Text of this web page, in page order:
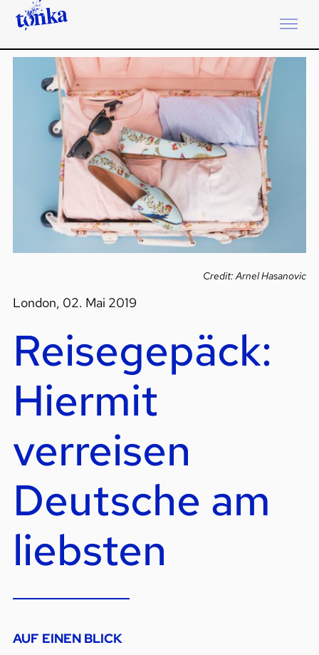
Credit: Arnel Hasanovic
London, 02. Mai 2019
Reisegepäck:
Hiermit
verreisen
Deutsche am
liebsten
AUF EINEN BLICK